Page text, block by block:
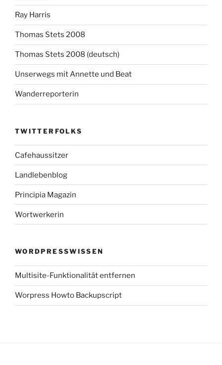
Ray Harris
Thomas Stets 2008
Thomas Stets 2008 (deutsch)
Unserwegs mit Annette und Beat
Wanderreporterin
TWITTERFOLKS
Cafehaussitzer
Landlebenblog
Principia Magazin
Wortwerkerin
WORDPRESSWISSEN
Multisite-Funktionalität entfernen
Worpress Howto Backupscript